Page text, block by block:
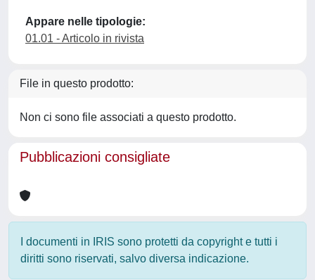
Appare nelle tipologie:
01.01 - Articolo in rivista
File in questo prodotto:
Non ci sono file associati a questo prodotto.
Pubblicazioni consigliate
I documenti in IRIS sono protetti da copyright e tutti i
diritti sono riservati, salvo diversa indicazione.